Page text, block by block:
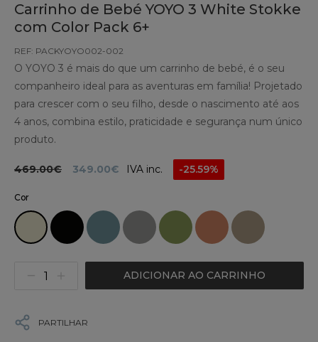
Carrinho de Bebé YOYO 3 White Stokke
com Color Pack 6+
REF: PACKYOYO002-002
O YOYO 3 é mais do que um carrinho de bebé, é o seu
companheiro ideal para as aventuras em família! Projetado
para crescer com o seu filho, desde o nascimento até aos
4 anos, combina estilo, praticidade e segurança num único
produto.
469.00€ 349.00€ IVA inc. -25.59%
Cor
ADICIONAR AO CARRINHO
PARTILHAR